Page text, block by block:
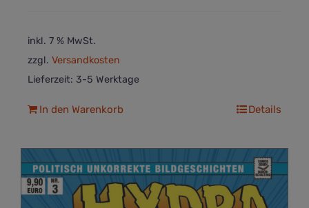
inkl. 7 % MwSt.
zzgl. Versandkosten
Lieferzeit: 3-5 Werktage
In den Warenkorb Details